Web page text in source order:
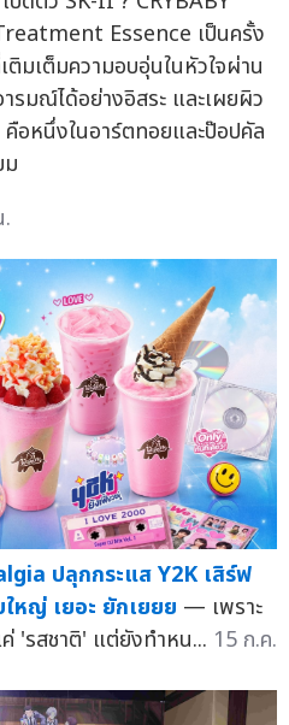
Essence เป็นครั้ง
มเต็มความอบอุ่นในหัวใจผ่าน
รมณ์ได้อย่างอิสระ และเผยผิว
อหนึ่งในอาร์ตทอยและป๊อปคัล
ม
ปลุกกระแส Y2K เสิร์ฟ
หญ่ เยอะ ยักเยยย — เพราะ
'รสชาติ' แต่ยังทำหน... 15 ก.ค.